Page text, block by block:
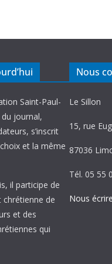
Saint-Paul-
journal,
s’inscrit
et la même
il participe de
chrétienne de
et des
qui
Nous
Le Sillon
15, rue
87036
Tél. 05 55
Nous écrire